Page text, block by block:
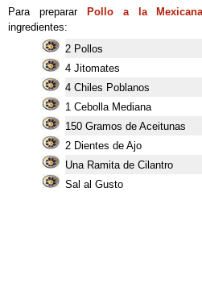
Para preparar Pollo a la
ingredientes:
2 Pollos
4 Jitomates
4 Chiles Poblanos
1 Cebolla Mediana
150 Gramos de Aceitunas
2 Dientes de Ajo
Una Ramita de Cilantro
Sal al Gusto